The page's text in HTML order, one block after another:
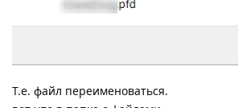
Т.е. файл переименоваться.